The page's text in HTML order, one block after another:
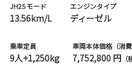
JH25 モード
13.56km/L
エンジンタイプ
ディーゼル
乗車定員
9人+1,250kg
車両本体価格（消費
7,752,800 円（